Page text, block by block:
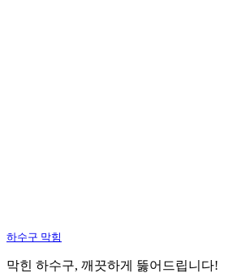
하수구 막힘
막힌 하수구, 깨끗하게 뚫어드립니다!